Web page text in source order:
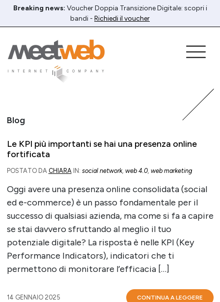
Breaking news: Voucher Doppia Transizione Digitale: scopri i
bandi - Richiedi il voucher
Blog
Le KPI più importanti se hai una presenza online
fortificata
POSTATO DA CHIARAIN: social network, web 4.0, web marketing
Oggi avere una presenza online consolidata (social
ed e-commerce) è un passo fondamentale per il
successo di qualsiasi azienda, ma come si fa a capire
se stai davvero sfruttando al meglio il tuo
potenziale digitale? La risposta è nelle KPI (Key
Performance Indicators), indicatori che ti
permettono di monitorare l’efficacia […]
14 GENNAIO 2025 CONTINUA A LEGGERE